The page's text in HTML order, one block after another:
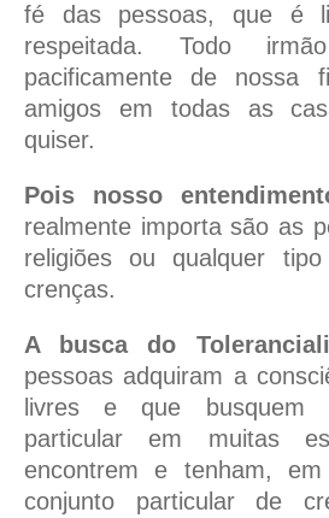
fé das pessoas, que é
respeitada. Todo
pacificamente de nossa
amigos em todas as
quiser.
Pois nosso
realmente importa são as
religiões ou qualquer
crenças.
A busca do
pessoas adquiram a
livres e que busquem
particular em muitas
encontrem e tenham,
conjunto particular de